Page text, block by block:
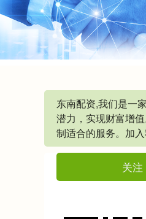
东南配资,我们是一
潜力，实现财富增
制适合的服务。加
关